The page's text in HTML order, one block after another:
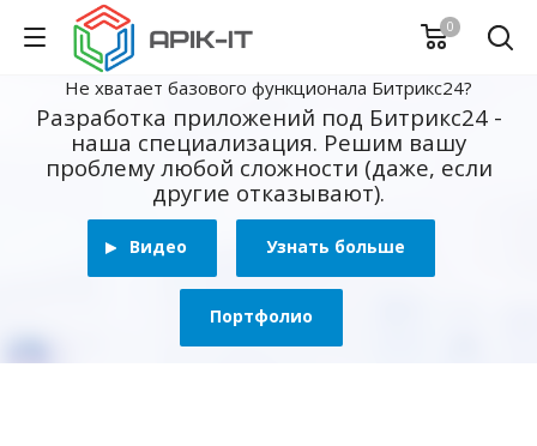
0
Не хватает базового функционала Битрикс24?
Разработка приложений под Битрикс24 -
наша специализация. Решим вашу
проблему любой сложности (даже, если
другие отказывают).
Видео Узнать больше
Портфолио